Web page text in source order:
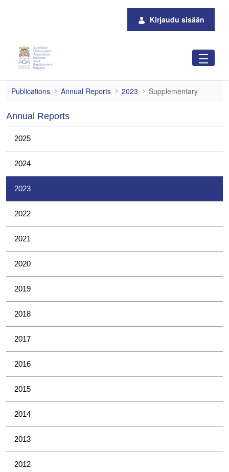
Kirjaudu sisään
Supplementary
Publications Annual Reports 2023 Supplementary
Annual Reports
2025
2024
2023
2022
2021
2020
2019
2018
2017
2016
2015
2014
2013
2012